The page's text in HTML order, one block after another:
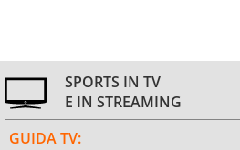
SPORTS IN TV
E IN STREAMING
GUIDA TV: